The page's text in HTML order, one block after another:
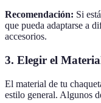
Recomendación: Si
que pueda adaptarse a
accesorios.
3. Elegir el
El material de tu
estilo general. Algunos